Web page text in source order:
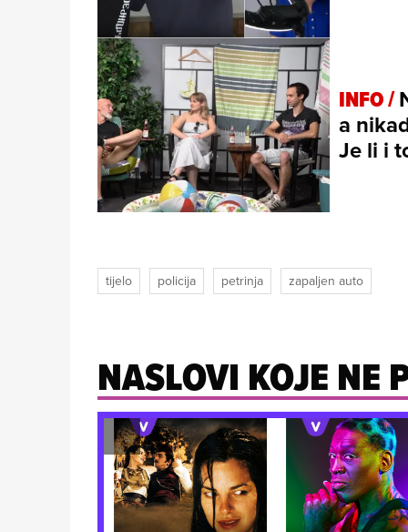
INFO /
a
Je li i
tijelo policija petrinja zapaljen auto
NASLOVI KOJE NE